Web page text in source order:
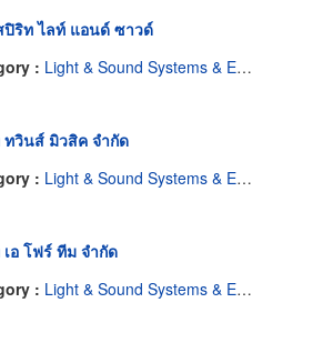
ริท ไลท์ แอนด์ ซาวด์
: Light & Sound Systems & Equipment-Renting
วินส์ มิวสิค จำกัด
: Light & Sound Systems & Equipment-Renting
อ โฟร์ ทีม จำกัด
: Light & Sound Systems & Equipment-Renting